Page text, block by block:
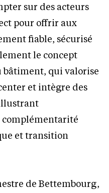
sur des acteurs
pour offrir aux
fiable, sécurisé
le concept
qui valorise
et intègre des
complémentarité
et transition
de Bettembourg,